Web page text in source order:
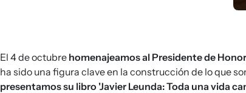
El 4 de octubre homenajeamos al Presidente de
ha sido una figura clave en la construcción de lo que
presentamos su libro 'Javier Leunda: Toda una vida